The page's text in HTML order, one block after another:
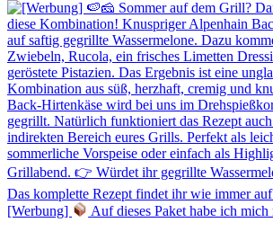
[Werbung] Auf dieses Paket habe ich mich